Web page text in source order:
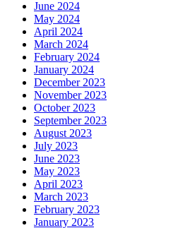
June 2024
May 2024
April 2024
March 2024
February 2024
January 2024
December 2023
November 2023
October 2023
September 2023
August 2023
July 2023
June 2023
May 2023
April 2023
March 2023
February 2023
January 2023